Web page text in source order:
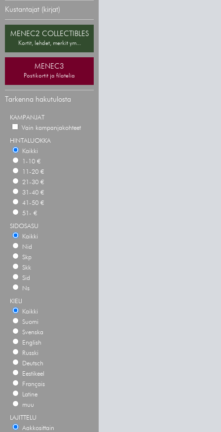
Kustantajat (kirjat)
MENEC2 COLLECTIBLES
Kortit, lehdet, merkit ym...
MENEC3
Postikortit ja filatelia
Tarkenna hakutulosta
KAMPANJAT
Vain kampanjakohteet
HINTALUOKKA
Kaikki
1-10 €
11-20 €
21-30 €
31-40 €
41-50 €
51- €
SIDOSASU
Kaikki
Nid
Skp
Skk
Sid
Ns
KIELI
Kaikki
Suomi
Svenska
English
Russki
Deutsch
Eestikeel
Français
Latine
muu
LAJITTELU
Aakkosittain